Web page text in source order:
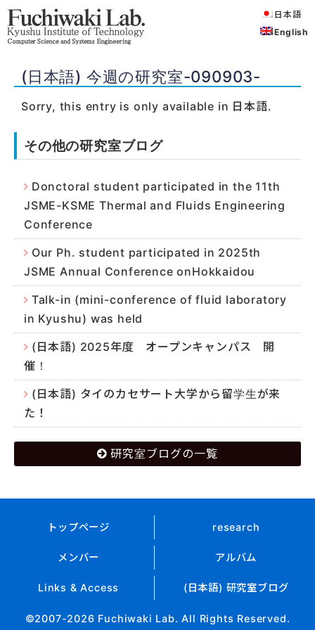
日本語
English
(日本語) 今週の研究室-090903-
Sorry, this entry is only available in 日本語.
その他の研究室ブログ
Donctoral student participated in the 11th
JSME-KSME Thermal and Fluids Engineering
Conference
Our Ph. student participated in 2025th
JSME Annual Conference onHokkaidou
Talk-in (mini-conference of fluid laboratory
in Kyushu) was held
(日本語) 2025年度 オープンキャンパス 開
催！
(日本語) タイのカセサート大学から留学生が来
た！
研究室ブログの一覧
トップページ research
メンバー アルバム
Links & Access (日本語) 研究室ブログ
©2007-2026 Fuchiwaki Lab. All Rights Reserved.